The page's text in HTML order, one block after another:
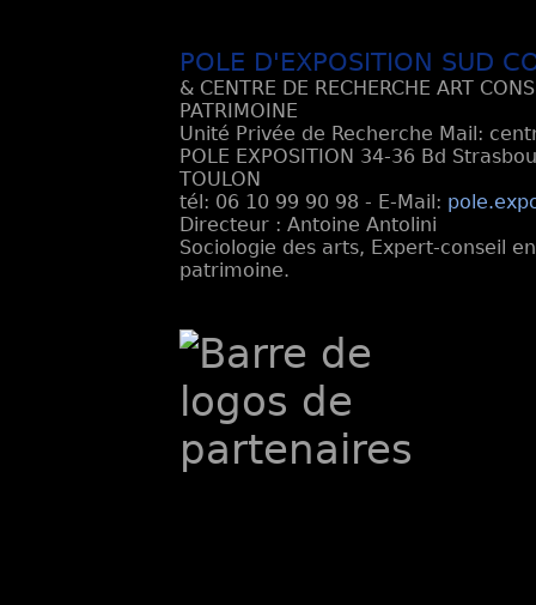
POLE D'EXPOSITION SUD
& CENTRE DE RECHERCHE ART
PATRIMOINE
Unité Privée de Recherche Mail:
POLE EXPOSITION 34-36 Bd
TOULON
tél: 06 10 99 90 98 - E-Mail:
Directeur : Antoine Antolini
Sociologie des arts, Expert-conseil
patrimoine.